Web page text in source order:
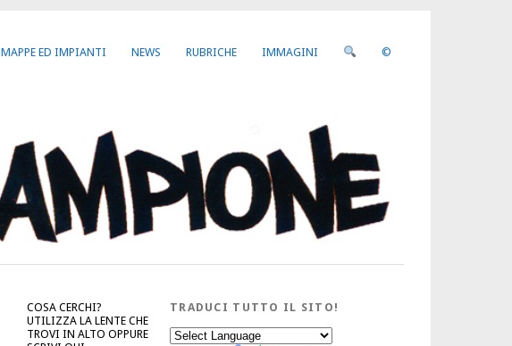
MAPPE ED IMPIANTI NEWS RUBRICHE IMMAGINI ©
COSA CERCHI?
UTILIZZA LA LENTE CHE
TROVI IN ALTO OPPURE
TRADUCI TUTTO IL SITO!